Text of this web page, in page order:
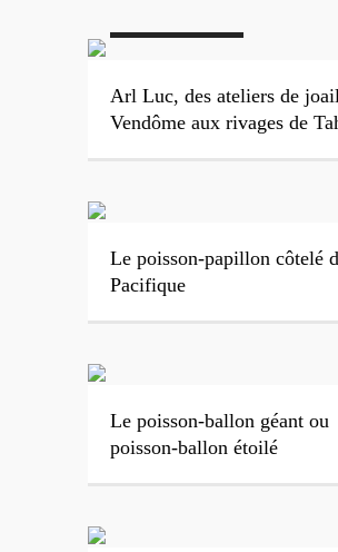
Arl Luc, des ateliers de
Vendôme aux rivages de
Le poisson-papillon côtelé
Pacifique
Le poisson-ballon géant ou
poisson-ballon étoilé